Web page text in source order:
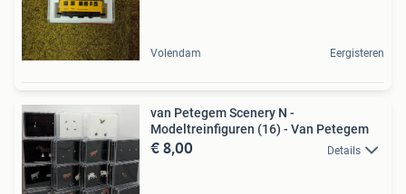
Volendam Eergisteren
van Petegem Scenery N -
Modeltreinfiguren (16) - Van Petegem
€ 8,00 Details